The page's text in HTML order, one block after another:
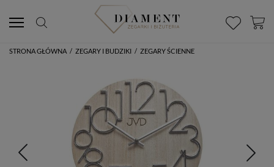
STRONA GŁÓWNA / ZEGARY I BUDZIKI / ZEGARY ŚCIENNE